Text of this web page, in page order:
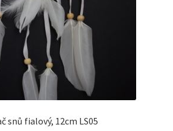
snů fialový, 12cm LS05